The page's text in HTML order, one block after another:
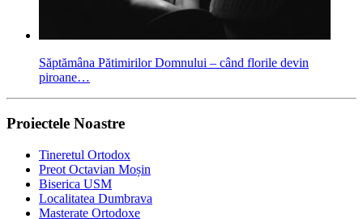
Săptămâna Pătimirilor Domnului – când florile devin
piroane…
Proiectele Noastre
Tineretul Ortodox
Preot Octavian Moșin
Biserica USM
Localitatea Dumbrava
Masterate Ortodoxe